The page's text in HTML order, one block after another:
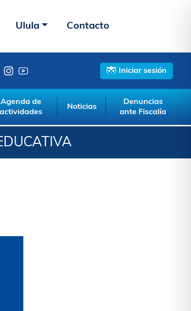
Ulula Contacto
Iniciar sesión
Agenda de
actividades
Noticias
Denuncias
ante Fiscalía